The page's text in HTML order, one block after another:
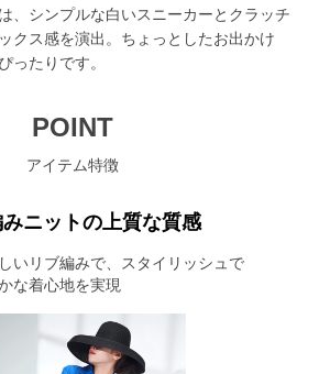
、シンプルな白いスニーカーとクラッチ
クス感を演出。ちょっとしたお出かけ
ったりです。
POINT
アイテム特徴
みニットの上質な質感
いリブ編みで、スタイリッシュで
な着心地を実現